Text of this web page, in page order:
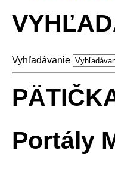
Vyhľadávanie
Portály